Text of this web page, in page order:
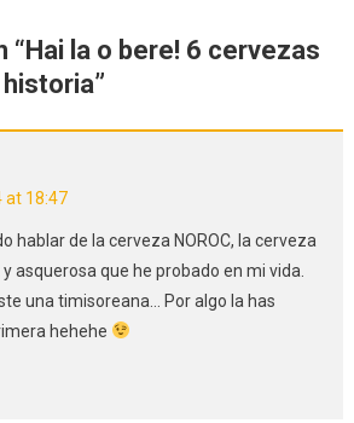
“Hai la o bere! 6 cervezas
”
18:47
hablar de la cerveza NOROC, la cerveza
asquerosa que he probado en mi vida.
una timisoreana… Por algo la has
hehehe